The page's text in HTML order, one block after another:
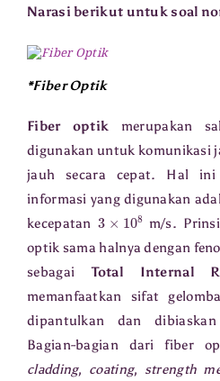
Narasi berikut untuk soal
*Fiber Optik
Fiber optik merupakan
digunakan untuk komunikasi
jauh secara cepat. Hal ini
informasi yang digunakan
kecepatan 3 10 8 m/s.
optik sama halnya dengan
sebagaiTotal Internal
memanfaatkan sifat
dipantulkan dan
Bagian-bagian dari fiber
cladding, coating, strength